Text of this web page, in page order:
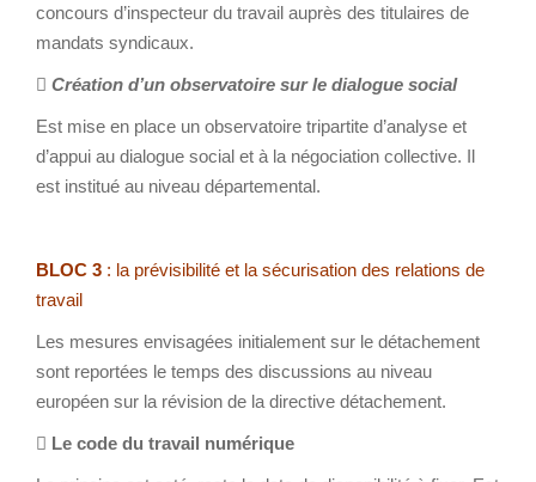
concours d’inspecteur du travail auprès des titulaires de
mandats syndicaux.
 Création d’un observatoire sur le dialogue social
Est mise en place un observatoire tripartite d’analyse et
d’appui au dialogue social et à la négociation collective. Il
est institué au niveau départemental.
BLOC 3 : la prévisibilité et la sécurisation des relations de
travail
Les mesures envisagées initialement sur le détachement
sont reportées le temps des discussions au niveau
européen sur la révision de la directive détachement.
 Le code du travail numérique